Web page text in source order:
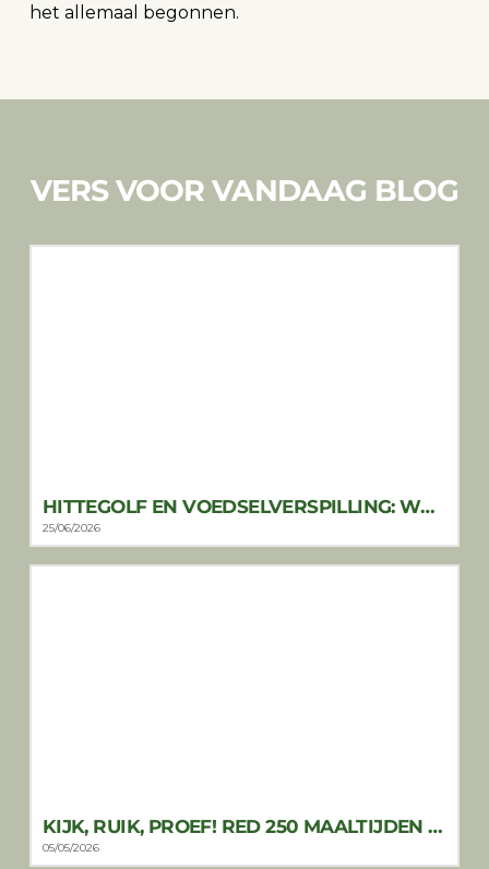
het allemaal begonnen.
VERS VOOR VANDAAG BLOG
HITTEGOLF EN VOEDSELVERSPILLING: WAAROM SLIM KOELEN NET ZO BELANGRIJK IS ALS AFKOELEN
25/06/2026
KIJK, RUIK, PROEF! RED 250 MAALTIJDEN PER WEEK
05/05/2026